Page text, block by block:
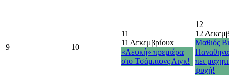
9 10
11
11 Δεκεμβρίουx
«Λευκή» πρεμιέρα
στο Τσάμπιονς Λιγκ!
12
12
Μαθιός
πει
ψυχή!